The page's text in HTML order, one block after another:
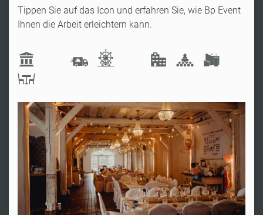
Tippen Sie auf das Icon und erfahren Sie, wie Bp Event
Ihnen die Arbeit erleichtern kann.